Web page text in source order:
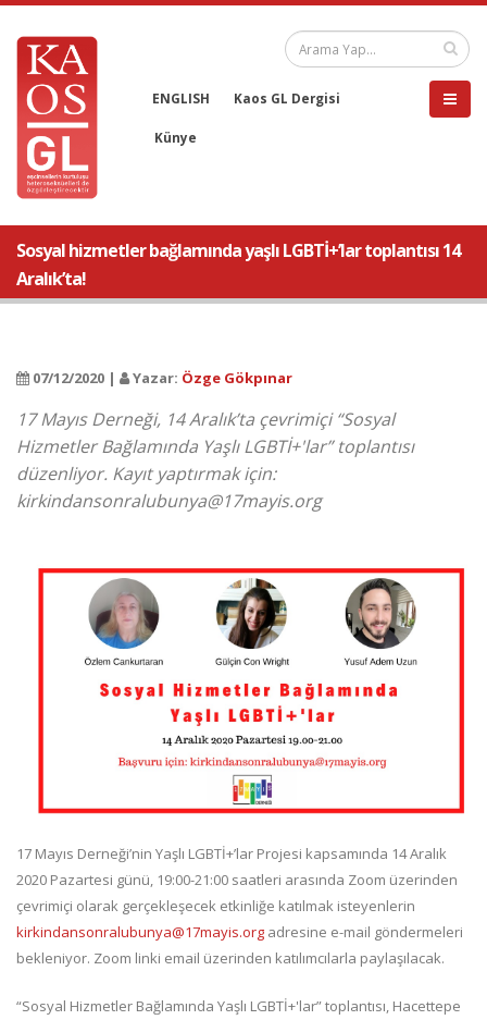
ENGLISH Kaos GL Dergisi
Künye
Sosyal hizmetler bağlamında yaşlı LGBTİ+’lar toplantısı 14
Aralık’ta!
07/12/2020 | Yazar: Özge Gökpınar
17 Mayıs Derneği, 14 Aralık’ta çevrimiçi “Sosyal
Hizmetler Bağlamında Yaşlı LGBTİ+'lar” toplantısı
düzenliyor. Kayıt yaptırmak için:
kirkindansonralubunya@17mayis.org
17 Mayıs Derneği’nin Yaşlı LGBTİ+’lar Projesi kapsamında 14 Aralık
2020 Pazartesi günü, 19:00-21:00 saatleri arasında Zoom üzerinden
çevrimiçi olarak gerçekleşecek etkinliğe katılmak isteyenlerin
kirkindansonralubunya@17mayis.org adresine e-mail göndermeleri
bekleniyor. Zoom linki email üzerinden katılımcılarla paylaşılacak.
“Sosyal Hizmetler Bağlamında Yaşlı LGBTİ+'lar” toplantısı, Hacettepe